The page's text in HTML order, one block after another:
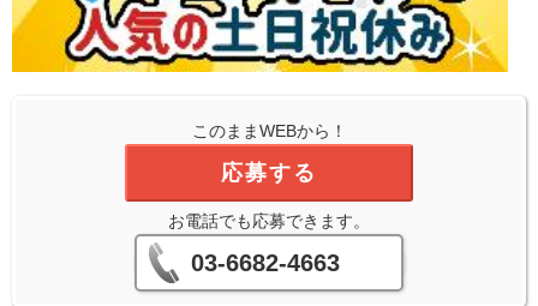
このままWEBから！
応募する
お電話でも応募できます。
03-6682-4663